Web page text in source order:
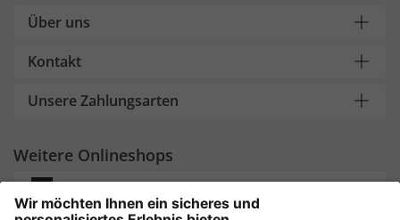
Über uns
Kontakt
Unsere Zahlungsarten
Weitere Onlineshops
Deutschland